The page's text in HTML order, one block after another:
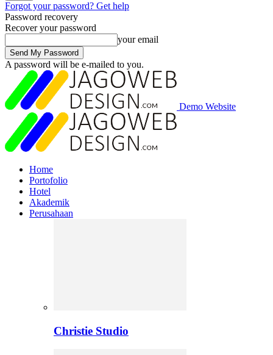
Forgot your password? Get help
Password recovery
Recover your password
your email
A password will be e-mailed to you.
Demo Website
Home
Portofolio
Hotel
Akademik
Perusahaan
Christie Studio